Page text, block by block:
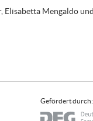
Elisabetta Mengaldo
Gefördert durch: